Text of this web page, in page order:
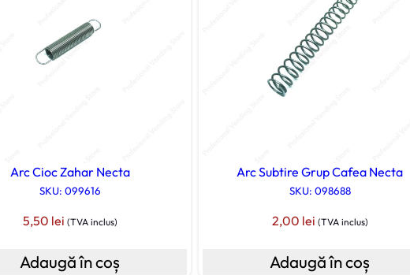
Arc Cioc Zahar Necta
SKU: 099616
5,50 lei (TVA inclus)
Adaugă în coș
Arc Subtire Grup Cafea Necta
SKU: 098688
2,00 lei (TVA inclus)
Adaugă în coș